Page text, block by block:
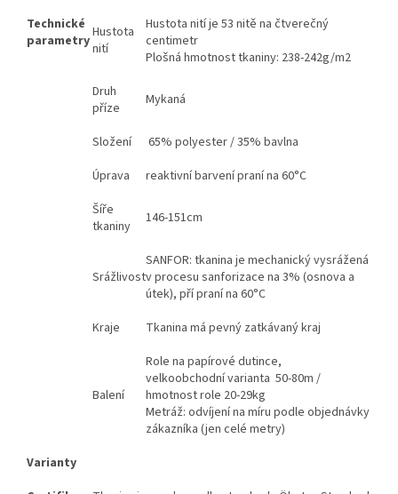
Technické
parametryHustota
nití
Hustota nití je 53 nitě na čtverečný
centimetr
Plošná hmotnost tkaniny: 238-242g/m2
Druh
příze
Mykaná
Složení
65% polyester / 35% bavlna
Úprava
reaktivní barvení praní na 60°C
Šíře
tkaniny
146-151cm
Srážlivost
SANFOR: tkanina je mechanický vysrážená
v procesu sanforizace na 3% (osnova a
útek), pří praní na 60°C
Kraje
Tkanina má pevný zatkávaný kraj
Balení
Role na papírové dutince,
velkoobchodní varianta 50-80m /
hmotnost role 20-29kg
Metráž: odvíjení na míru podle objednávky
zákazníka (jen celé metry)
Varianty